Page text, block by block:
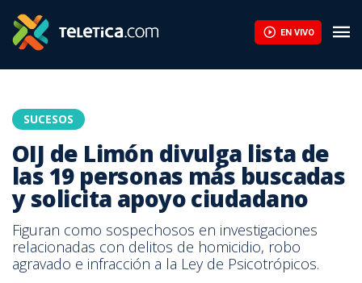
EN VIVO
SUCESOS
OIJ de Limón divulga lista de
las 19 personas más buscadas
y solicita apoyo ciudadano
Figuran como sospechosos en investigaciones
relacionadas con delitos de homicidio, robo
agravado e infracción a la Ley de Psicotrópicos.